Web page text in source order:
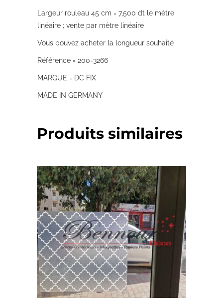
Largeur rouleau 45 cm = 7,500 dt le mètre
linéaire ; vente par mètre linéaire
Vous pouvez acheter la longueur souhaité
Référence = 200-3266
MARQUE = DC FIX
MADE IN GERMANY
Produits similaires